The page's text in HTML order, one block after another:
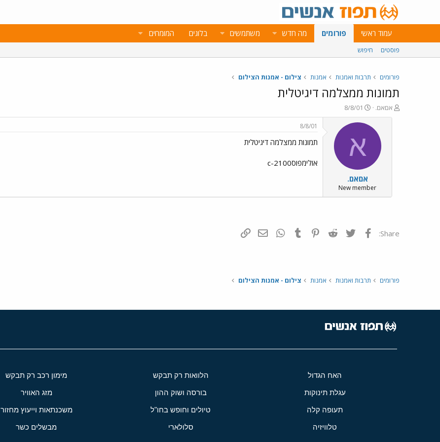
עמוד ראשי פורומים מה חדש משתמשים בלוגים המומחים
פוסטים חיפוש
פורומים תרבות ואמנות אמנות צילום - אמנות הצילום
תמונות ממצלמה דיגיטלית
פ
ו
אםאם.
פ
ו
ר
ם
ב
א
ר
י
ך
8/8/01
א
אםאם.
New member
8/8/01
תמונות ממצלמה דיגיטלית
אולימפוסc-2100
Share: פייסבוק Twitter
Reddit
Pinterest
Tumblr
WhatsAppדואר אלקטרוני
פורומים תרבות ואמנות אמנות צילום - אמנות הצילום
האח הגדול הלוואות רק תבקש מימון רכב רק תבקש
עגלת תינוקות בורסה ושוק ההון מזג האוויר
תעופה קלה טיולים וחופש בחו"ל משכנתאות וייעוץ מחזור
טלוויזיה סלולארי מבשלים כשר